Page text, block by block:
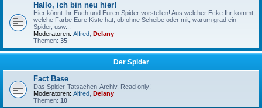
Hallo, ich bin neu hier!
Hier könnt Ihr Euch und Euren Spider vorstellen! Aus welcher Ecke Ihr kommt,
welche Farbe Eure Kiste hat, ob ohne Scheibe oder mit, warum grad ein
Spider, usw...
Moderatoren: Alfred Delany
Themen: 35
Der Spider
Fact Base
Das Spider-Tatsachen-Archiv. Read only!
Moderatoren: Alfred Delany
Themen: 10